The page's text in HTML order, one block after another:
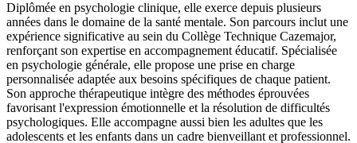
Diplômée en psychologie clinique, elle exerce depuis plusieurs
années dans le domaine de la santé mentale. Son parcours inclut une
expérience significative au sein du Collège Technique Cazemajor,
renforçant son expertise en accompagnement éducatif. Spécialisée
en psychologie générale, elle propose une prise en charge
personnalisée adaptée aux besoins spécifiques de chaque patient.
Son approche thérapeutique intègre des méthodes éprouvées
favorisant l'expression émotionnelle et la résolution de difficultés
psychologiques. Elle accompagne aussi bien les adultes que les
adolescents et les enfants dans un cadre bienveillant et professionnel.